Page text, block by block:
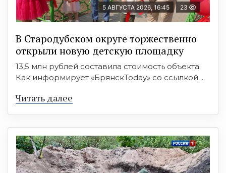
5 АВГУСТА 2026, 16:45 23
В Стародубском округе торжественно
открыли новую детскую площадку
13,5 млн рублей составила стоимость объекта.
Как информирует «БрянскToday» со ссылкой ...
Читать далее